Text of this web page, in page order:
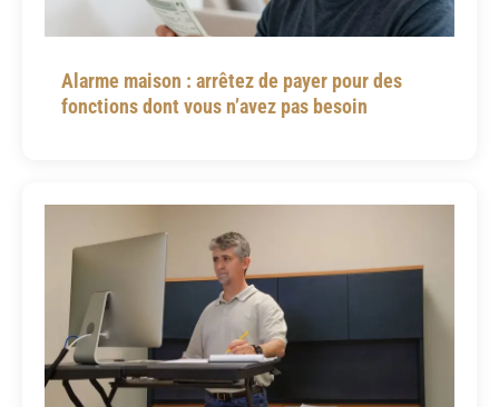
Alarme maison : arrêtez de payer pour des
fonctions dont vous n’avez pas besoin